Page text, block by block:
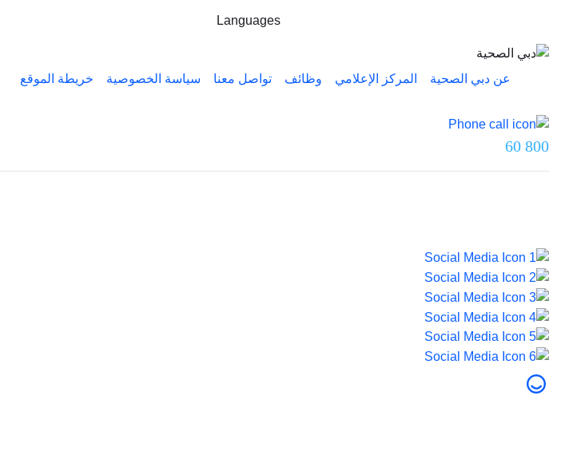
Languages
عن دبي الصحية المركز الإعلامي وظائف تواصل معنا سياسة الخصوصية خريطة الموقع
800 60